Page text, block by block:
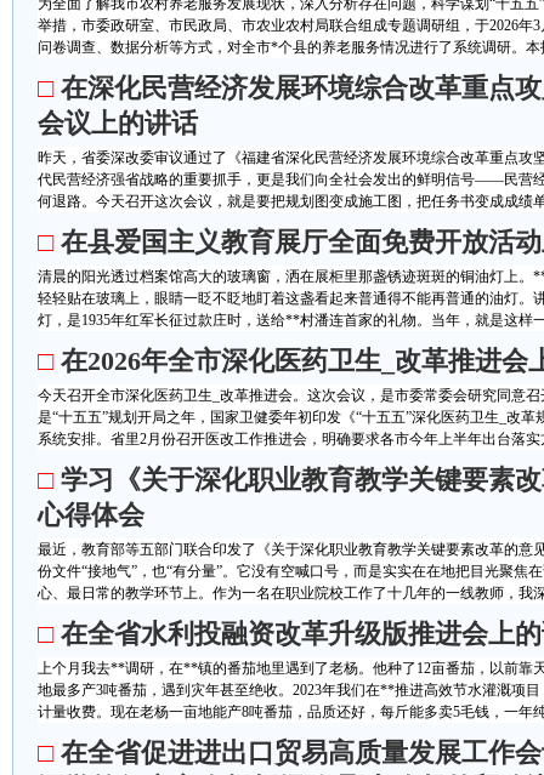
为全面了解我市农村养老服务发展现状，深入分析存在问题，科学谋划“十五
举措，市委政研室、市民政局、市农业农村局联合组成专题调研组，于2026年
问卷调查、数据分析等方式，对全市*个县的养老服务情况进行了系统调研。
□ 在深化民营经济发展环境综合改革重点
会议上的讲话
昨天，省委深改委审议通过了《福建省深化民营经济发展环境综合改革重点攻
代民营经济强省战略的重要抓手，更是我们向全社会发出的鲜明信号——民营
何退路。今天召开这次会议，就是要把规划图变成施工图，把任务书变成成绩
□ 在县爱国主义教育展厅全面免费开放活
清晨的阳光透过档案馆高大的玻璃窗，洒在展柜里那盏锈迹斑斑的铜油灯上
轻轻贴在玻璃上，眼睛一眨不眨地盯着这盏看起来普通得不能再普通的油灯。
灯，是1935年红军长征过款庄时，送给**村潘连首家的礼物。当年，就是这样
□ 在2026年全市深化医药卫生_改革推进会
今天召开全市深化医药卫生_改革推进会。这次会议，是市委常委会研究同意
是“十五五”规划开局之年，国家卫健委年初印发《“十五五”深化医药卫生_改
系统安排。省里2月份召开医改工作推进会，明确要求各市今年上半年出台落
□ 学习《关于深化职业教育教学关键要素
心得体会
最近，教育部等五部门联合印发了《关于深化职业教育教学关键要素改革的意
份文件“接地气”，也“有分量”。它没有空喊口号，而是实实在在地把目光聚焦
心、最日常的教学环节上。作为一名在职业院校工作了十几年的一线教师，我
□ 在全省水利投融资改革升级版推进会上
上个月我去**调研，在**镇的番茄地里遇到了老杨。他种了12亩番茄，以前靠
地最多产3吨番茄，遇到灾年甚至绝收。2023年我们在**推进高效节水灌溉项
计量收费。现在老杨一亩地能产8吨番茄，品质还好，每斤能多卖5毛钱，一年
□ 在全省促进进出口贸易高质量发展工作